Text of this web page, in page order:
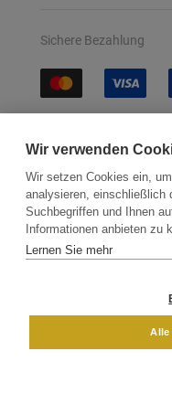
Sichere Bezahlung
Kontakt
Wir verwenden
Wir setzen Cookies ein,
analysieren, einschließlich
Suchbegriffen und Ihnen
Informationen anbieten zu
Lernen Sie mehr
Alle